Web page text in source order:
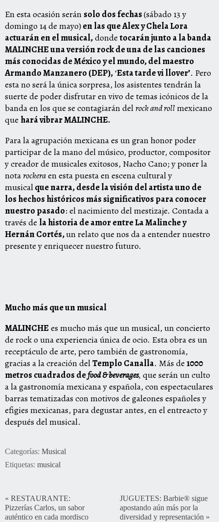
En esta ocasión serán solo dos fechas(sábado 13 y
domingo 14 de mayo)en las que Alex y Chela Lora
actuarán en el musical,donde tocarán junto a la banda
MALINCHE unaversión rock deuna de las canciones
más conocidas de México y el mundo, del maestro
Armando Manzanero (DEP),‘Esta tarde vi llover’. Pero
esta no será la única sorpresa, los asistentes tendrán la
suerte de poder disfrutar en vivo de temas icónicos de la
banda en los que se contagiarán delrock and rollmexicano
que hará vibrar MALINCHE.
Para la agrupación mexicana es un gran honor poder
participar de la mano del músico, productor, compositor
y creador de musicales exitosos, Nacho Cano; y poner la
notarockeraen esta puesta en escena cultural y
musicalque narra, desde la visión del artista uno de
los hechos históricos más significativos para conocer
nuestro pasado: el nacimiento del mestizaje. Contada a
través de la historia de amor entre La Malinche y
Hernán Cortés,un relato que nos da a entender nuestro
presente y enriquecer nuestro futuro.
Mucho más que un musical
MALINCHE es mucho más que un musical, un concierto
de rock o una experiencia única de ocio. Esta obra es un
receptáculo de arte, pero también de gastronomía,
gracias a la creación delTemplo Canalla. Más de 1000
metros cuadrados defood & beverages, que serán un culto
a la gastronomía mexicana y española, con espectaculares
barras tematizadas con motivos de galeones españoles y
efigies mexicanas, para degustar antes, en el entreacto y
después del musical.
Categorías: Musical
Etiquetas: musical
« RESTAURANTE:
Pizzerías Carlos, un sabor
auténtico en cada mordisco
JUGUETES: Barbie® sigue
apostando aún más por la
diversidad y representación »